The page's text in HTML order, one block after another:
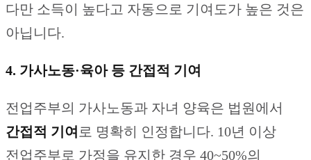
다만 소득이 높다고 자동으로 기여도가 높은 것은
아닙니다.
4. 가사노동·육아 등 간접적 기여
전업주부의 가사노동과 자녀 양육은 법원에서
간접적 기여 로 명확히 인정합니다. 10년 이상
전업주부로 가정을 유지한 경우 40~50%의